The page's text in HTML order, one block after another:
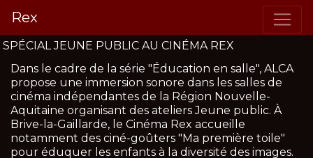
Rex
SPÉCIAL JEUNE PUBLIC AU CINÉMA REX
Dans le cadre de la série "Éducation en salle", ALCA
propose une immersion sonore dans les salles de
cinéma indépendantes de la Région Nouvelle-
Aquitaine organisant des ateliers Jeune public. À
Brive-la-Gaillarde, le Cinéma Rex accueille
notamment des ciné-goûters "Ma première toile"
pour éduquer les enfants à la diversité des images.